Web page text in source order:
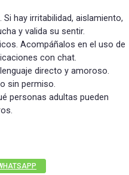
hay irritabilidad, aislamiento,
y valida su sentir.
Acompáñalos en el uso de
con chat.
directo y amoroso.
sin permiso.
personas adultas pueden